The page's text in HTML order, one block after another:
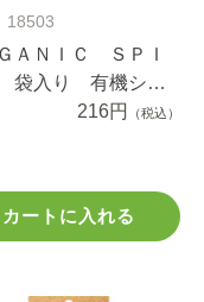
18503
ＡＮＩＣ ＳＰＩ
袋入り 有機シナ
シュガー ２２.３ｇ
216円 （税込）
カートに入れる